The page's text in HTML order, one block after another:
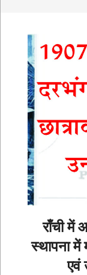
राँची में
स्थापना में
एवं